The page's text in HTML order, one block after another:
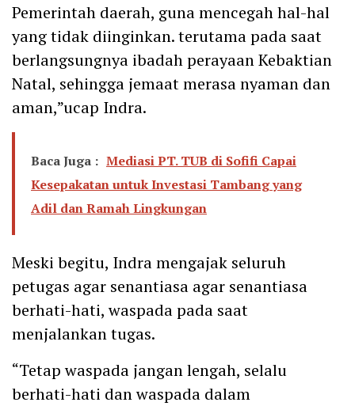
Pemerintah daerah, guna mencegah hal-hal
yang tidak diinginkan. terutama pada saat
berlangsungnya ibadah perayaan Kebaktian
Natal, sehingga jemaat merasa nyaman dan
aman,”ucap Indra.
Baca Juga : Mediasi PT. TUB di Sofifi Capai
Kesepakatan untuk Investasi Tambang yang
Adil dan Ramah Lingkungan
Meski begitu, Indra mengajak seluruh
petugas agar senantiasa agar senantiasa
berhati-hati, waspada pada saat
menjalankan tugas.
“Tetap waspada jangan lengah, selalu
berhati-hati dan waspada dalam